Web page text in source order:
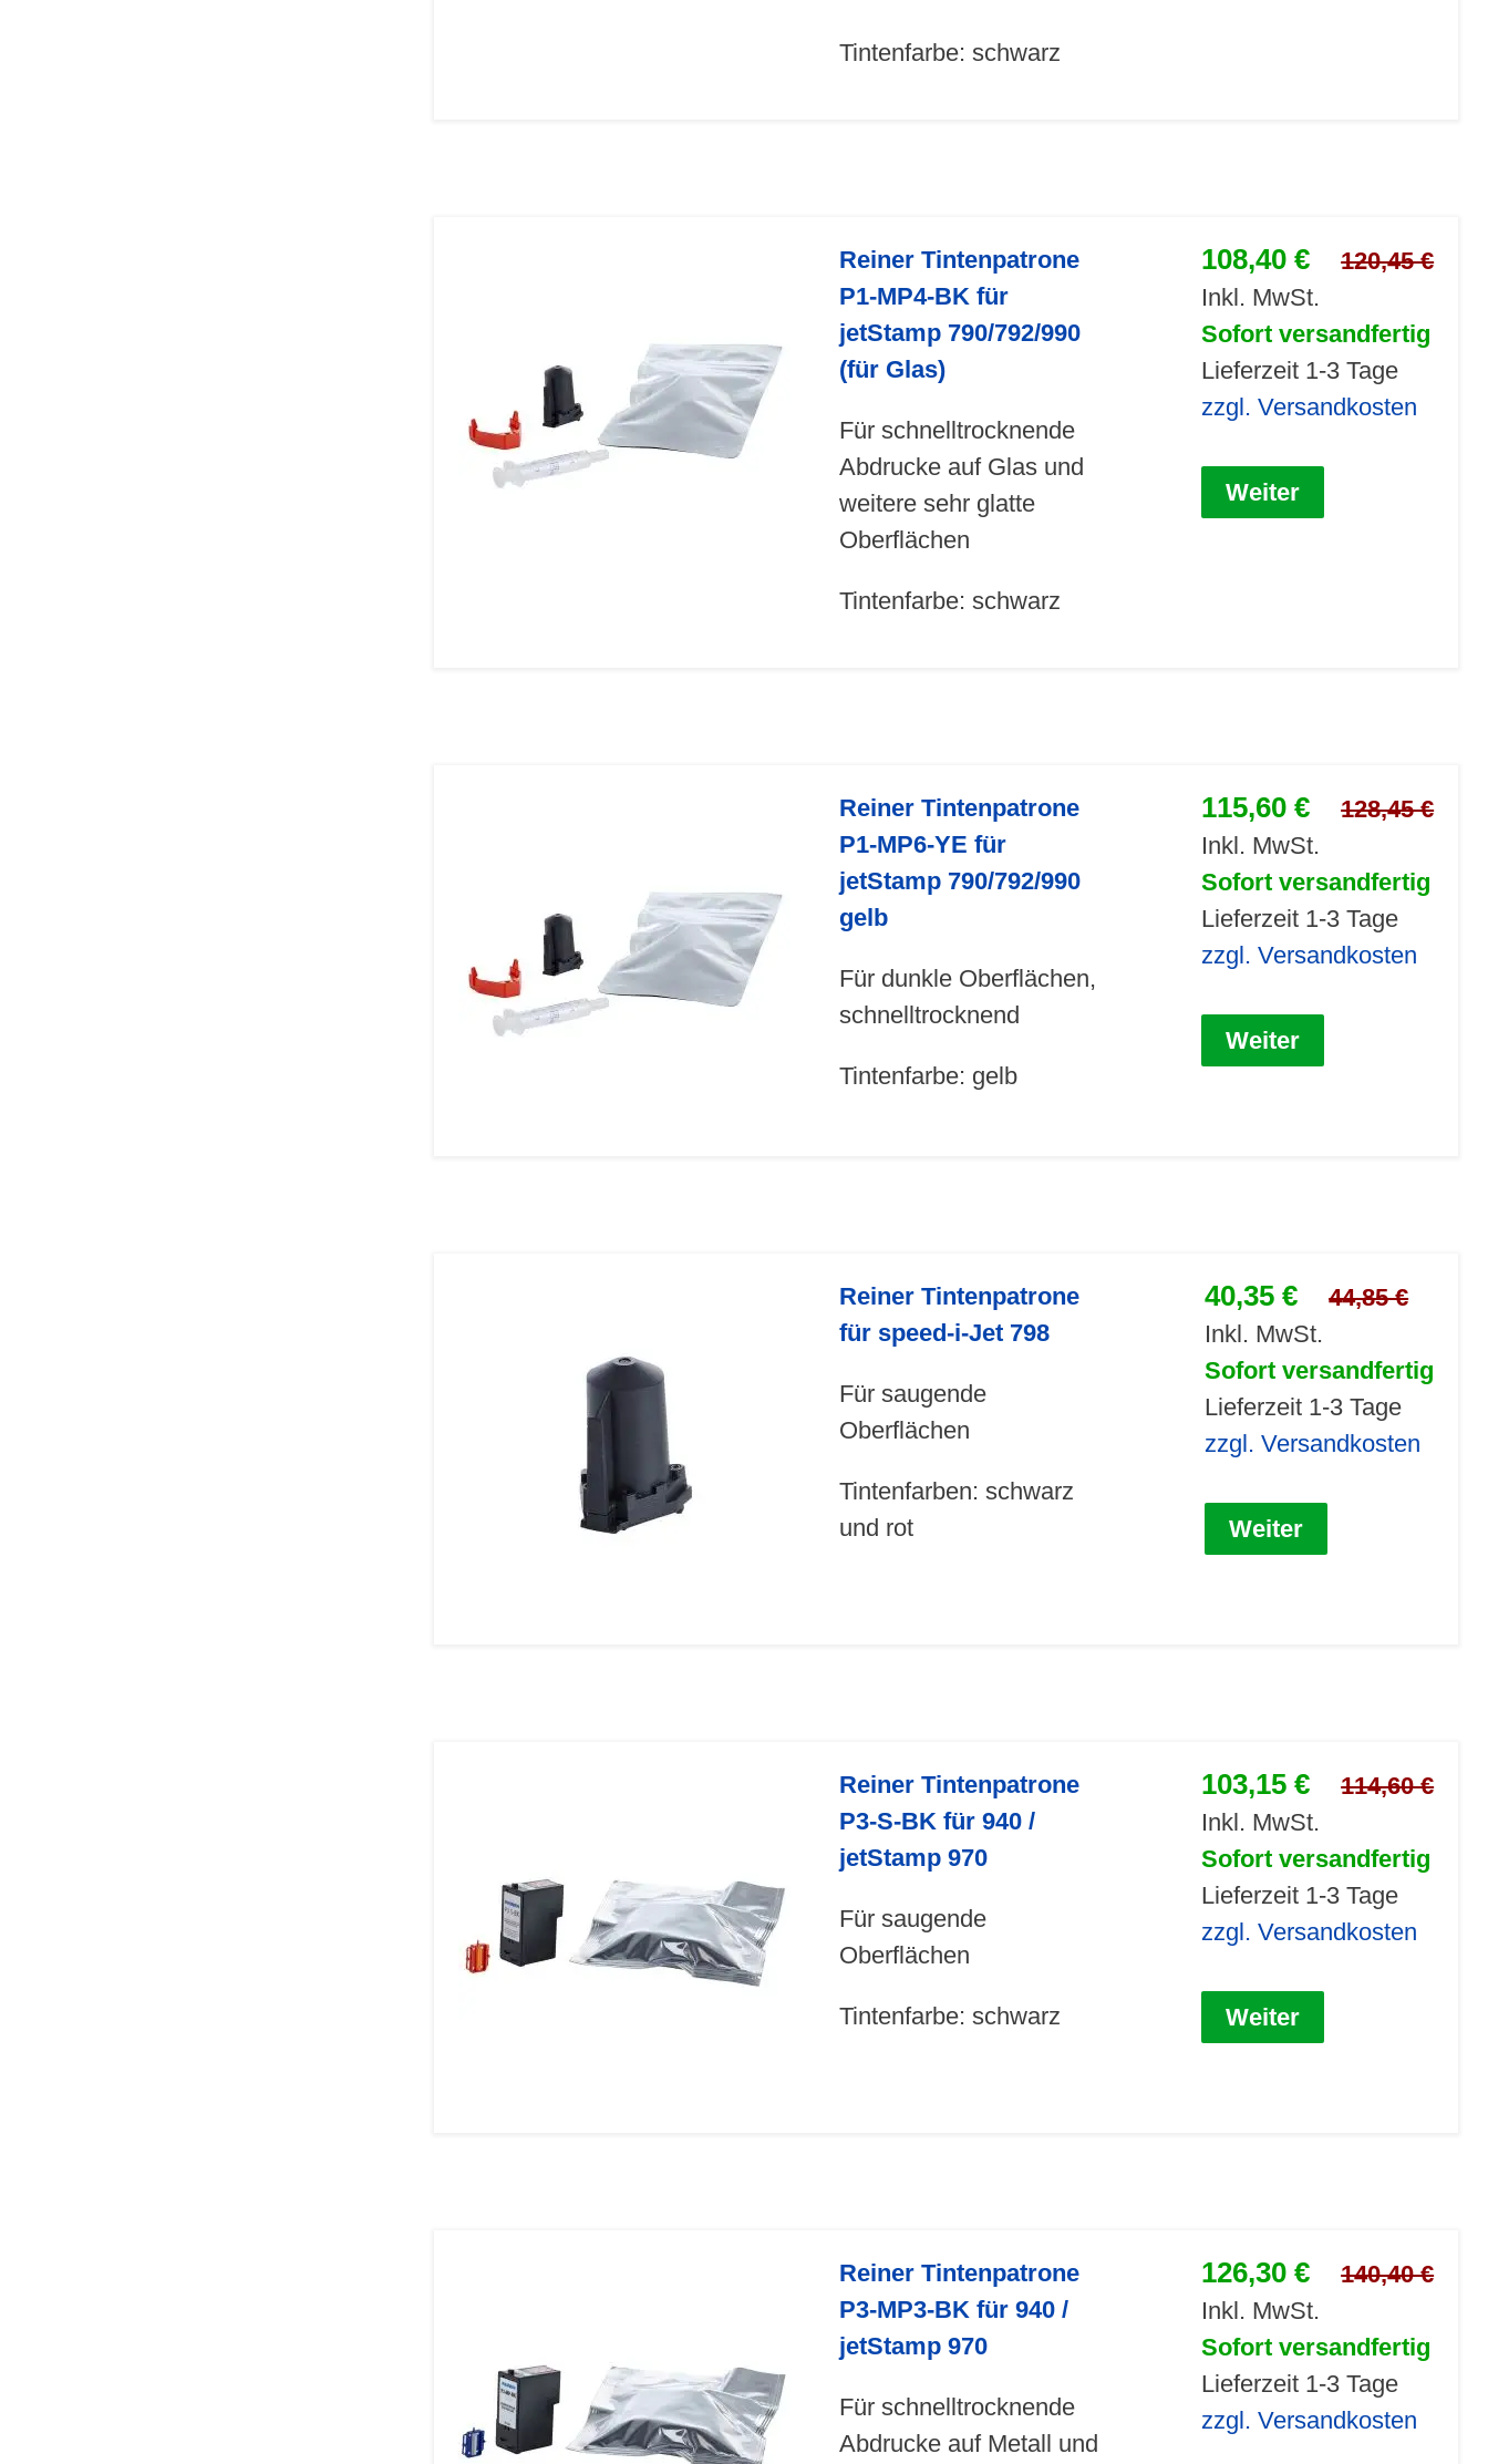
Tintenfarbe: schwarz
Reiner Tintenpatrone
P1-MP4-BK für
jetStamp 790/792/990
(für Glas)
Für schnelltrocknende
Abdrucke auf Glas und
weitere sehr glatte
Oberflächen
Tintenfarbe: schwarz
108,40 €
120,45 €
Inkl. MwSt.
Sofort versandfertig
Lieferzeit 1-3 Tage
zzgl. Versandkosten
Weiter
Reiner Tintenpatrone
P1-MP6-YE für
jetStamp 790/792/990
gelb
Für dunkle Oberflächen,
schnelltrocknend
Tintenfarbe: gelb
115,60 €
128,45 €
Inkl. MwSt.
Sofort versandfertig
Lieferzeit 1-3 Tage
zzgl. Versandkosten
Weiter
Reiner Tintenpatrone
für speed-i-Jet 798
Für saugende
Oberflächen
Tintenfarben: schwarz
und rot
40,35 €
44,85 €
Inkl. MwSt.
Sofort versandfertig
Lieferzeit 1-3 Tage
zzgl. Versandkosten
Weiter
Reiner Tintenpatrone
P3-S-BK für 940 /
jetStamp 970
Für saugende
Oberflächen
Tintenfarbe: schwarz
103,15 €
114,60 €
Inkl. MwSt.
Sofort versandfertig
Lieferzeit 1-3 Tage
zzgl. Versandkosten
Weiter
Reiner Tintenpatrone
P3-MP3-BK für 940 /
jetStamp 970
Für schnelltrocknende
Abdrucke auf Metall und
126,30 €
140,40 €
Inkl. MwSt.
Sofort versandfertig
Lieferzeit 1-3 Tage
zzgl. Versandkosten